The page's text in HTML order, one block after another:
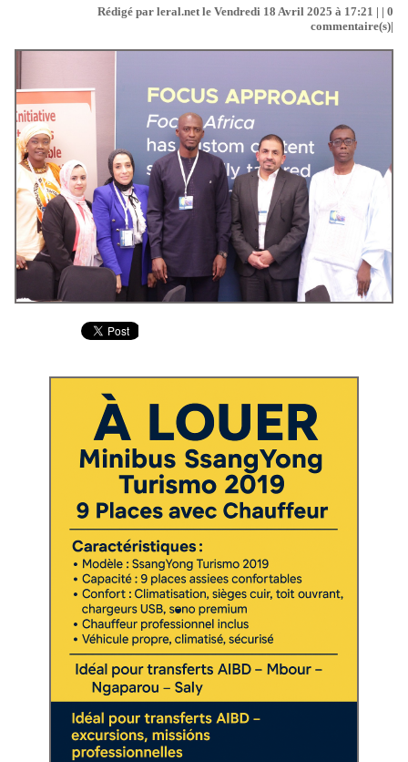
Rédigé par leral.net le Vendredi 18 Avril 2025 à 17:21 | | 0
commentaire(s)|